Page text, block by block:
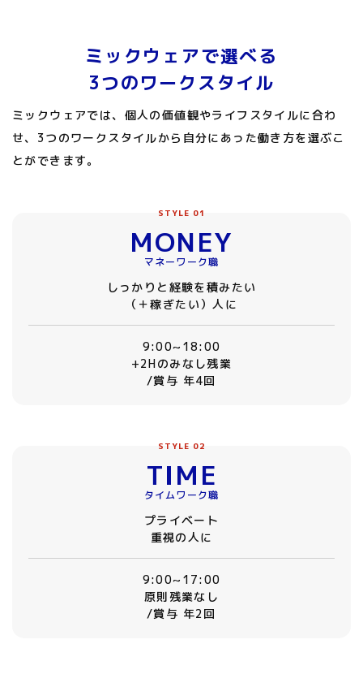
ミックウェアで選べる
3つのワークスタイル
ミックウェアでは、個人の価値観やライフスタイルに合わ
せ、 3つのワークスタイルから自分にあった働き方を選ぶこ
とができます。
STYLE 01
MONEY
マネーワーク職
しっかりと経験を積みたい
（＋稼ぎたい）人に
9:00~18:00
+2Hのみなし残業
/賞与 年4回
STYLE 02
TIME
タイムワーク職
プライベート
重視の人に
9:00~17:00
原則残業なし
/賞与 年2回